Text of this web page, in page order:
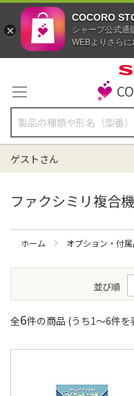
テ
ン
ツ
に
ス
キ
ッ
ゲストさん
ファクシミリ複合
ホーム オプション・付
並び順
全6件の商品 (うち1〜6件を
COCORO
シャープ公式通
WEBよりさらに